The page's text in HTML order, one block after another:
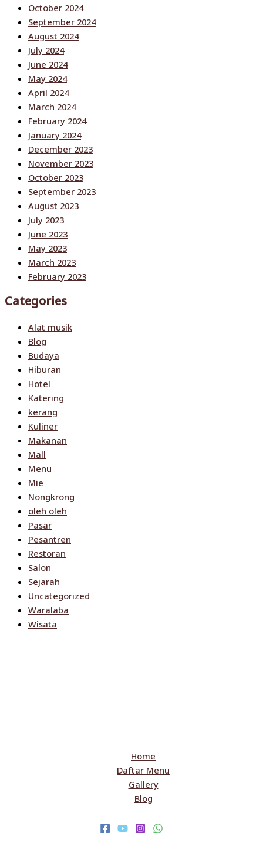
October 2024
September 2024
August 2024
July 2024
June 2024
May 2024
April 2024
March 2024
February 2024
January 2024
December 2023
November 2023
October 2023
September 2023
August 2023
July 2023
June 2023
May 2023
March 2023
February 2023
Categories
Alat musik
Blog
Budaya
Hiburan
Hotel
Katering
kerang
Kuliner
Makanan
Mall
Menu
Mie
Nongkrong
oleh oleh
Pasar
Pesantren
Restoran
Salon
Sejarah
Uncategorized
Waralaba
Wisata
Home
Daftar Menu
Gallery
Blog